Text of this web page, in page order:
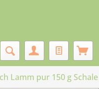
Lamm pur 150 g